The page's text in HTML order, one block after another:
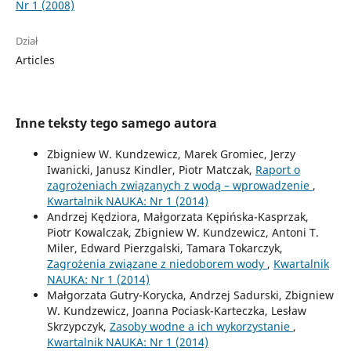
Nr 1 (2008)
Dział
Articles
Inne teksty tego samego autora
Zbigniew W. Kundzewicz, Marek Gromiec, Jerzy
Iwanicki, Janusz Kindler, Piotr Matczak, Raport o
zagrożeniach związanych z wodą – wprowadzenie ,
Kwartalnik NAUKA: Nr 1 (2014)
Andrzej Kędziora, Małgorzata Kępińska-Kasprzak,
Piotr Kowalczak, Zbigniew W. Kundzewicz, Antoni T.
Miler, Edward Pierzgalski, Tamara Tokarczyk,
Zagrożenia związane z niedoborem wody , Kwartalnik
NAUKA: Nr 1 (2014)
Małgorzata Gutry-Korycka, Andrzej Sadurski, Zbigniew
W. Kundzewicz, Joanna Pociask-Karteczka, Lesław
Skrzypczyk, Zasoby wodne a ich wykorzystanie ,
Kwartalnik NAUKA: Nr 1 (2014)